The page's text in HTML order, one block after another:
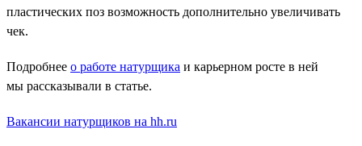
пластических поз возможность дополнительно увеличивать
чек.
Подробнее о работе натурщика и карьерном росте в ней
мы рассказывали в статье.
Вакансии натурщиков на hh.ru